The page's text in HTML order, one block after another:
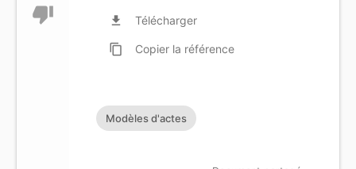
thumb_down file_download Télécharger
content_copy Copier la référence
Modèles d'actes